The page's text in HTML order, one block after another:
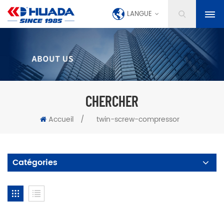
LANGUE
CHERCHER
Accueil / twin-screw-compressor
Catégories